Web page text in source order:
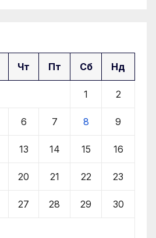
Чт Пт Сб Нд
1 2
6 7 8 9
13 14 15 16
20 21 22 23
27 28 29 30